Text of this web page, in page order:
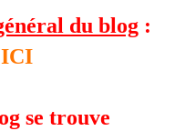
du blog:
ICI
se trouve